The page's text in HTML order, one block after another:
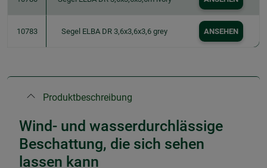
10783 Segel ELBA DR 3,6x3,6x3,6 grey ANSEHEN
Produktbeschreibung
Wind- und wasserdurchlässige
Beschattung, die sich sehen
lassen kann